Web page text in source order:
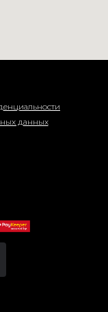
данных